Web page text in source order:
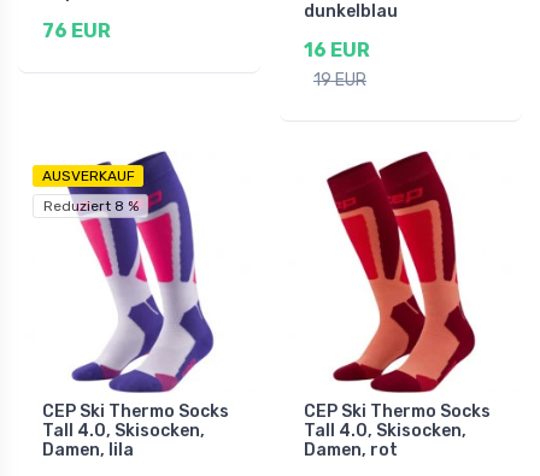
76 EUR
dunkelblau
16 EUR
19 EUR
AUSVERKAUF
Reduziert 8 %
CEP Ski Thermo Socks
Tall 4.0, Skisocken,
Damen, lila
CEP Ski Thermo Socks
Tall 4.0, Skisocken,
Damen, rot